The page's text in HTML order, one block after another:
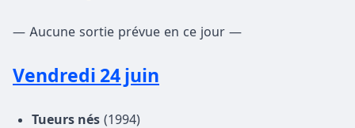
— Aucune sortie prévue en ce jour —
Vendredi 24 juin
Tueurs nés (1994)